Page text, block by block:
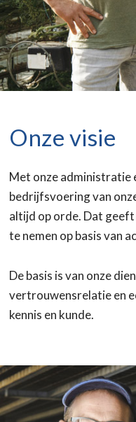
Onze visie
Met onze administratie
bedrijfsvoering van
altijd op orde. Dat
te nemen op basis van
De basis is van onze
vertrouwensrelatie en
kennis en kunde.